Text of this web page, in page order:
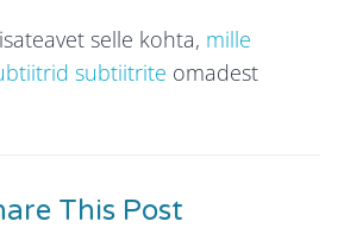
selle kohta, mille
subtiitrite omadest
This Post